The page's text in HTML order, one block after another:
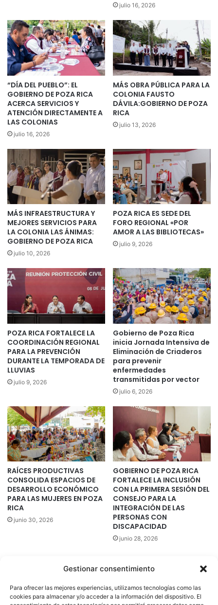
Gestionar consentimiento
Para ofrecer las mejores experiencias, utilizamos tecnologías como las
cookies para almacenar y/o acceder a la información del dispositivo. El
julio 16, 2026
“DÍA DEL PUEBLO”: EL
GOBIERNO DE POZA RICA
ACERCA SERVICIOS Y
ATENCIÓN DIRECTAMENTE A
LAS COLONIAS
julio 16, 2026
MÁS OBRA PÚBLICA PARA LA
COLONIA FAUSTO
DÁVILA:GOBIERNO DE POZA
RICA
julio 13, 2026
MÁS INFRAESTRUCTURA Y
MEJORES SERVICIOS PARA
LA COLONIA LAS ÁNIMAS:
GOBIERNO DE POZA RICA
julio 10, 2026
POZA RICA ES SEDE DEL
FORO REGIONAL «POR
AMOR A LAS BIBLIOTECAS»
julio 9, 2026
POZA RICA FORTALECE LA
COORDINACIÓN REGIONAL
PARA LA PREVENCIÓN
DURANTE LA TEMPORADA DE
LLUVIAS
julio 9, 2026
Gobierno de Poza Rica
inicia Jornada Intensiva de
Eliminación de Criaderos
para prevenir
enfermedades
transmitidas por vector
julio 6, 2026
RAÍCES PRODUCTIVAS
CONSOLIDA ESPACIOS DE
DESARROLLO ECONÓMICO
PARA LAS MUJERES EN POZA
RICA
junio 30, 2026
GOBIERNO DE POZA RICA
FORTALECE LA INCLUSIÓN
CON LA PRIMERA SESIÓN DEL
CONSEJO PARA LA
INTEGRACIÓN DE LAS
PERSONAS CON
DISCAPACIDAD
junio 28, 2026
derechos reservados